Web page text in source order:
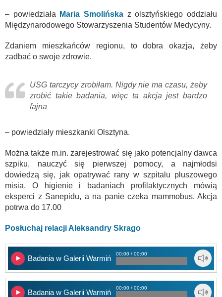
– powiedziała Maria Smolińska z olsztyńskiego oddziału
Międzynarodowego Stowarzyszenia Studentów Medycyny.
Zdaniem mieszkańców regionu, to dobra okazja, żeby
zadbać o swoje zdrowie.
USG tarczycy zrobiłam. Nigdy nie ma czasu, żeby
zrobić takie badania, więc ta akcja jest bardzo
fajna
– powiedziały mieszkanki Olsztyna.
Można także m.in. zarejestrować się jako potencjalny dawca
szpiku, nauczyć się pierwszej pomocy, a najmłodsi
dowiedzą się, jak opatrywać rany w szpitalu pluszowego
misia. O higienie i badaniach profilaktycznych mówią
eksperci z Sanepidu, a na panie czeka mammobus. Akcja
potrwa do 17.00
Posłuchaj relacji Aleksandry Skrago
Badania w Galerii Warmińskiej cz. 1
00:00 / 00:00
Badania w Galerii Warmińskiej cz. 2
00:00 / 00:00